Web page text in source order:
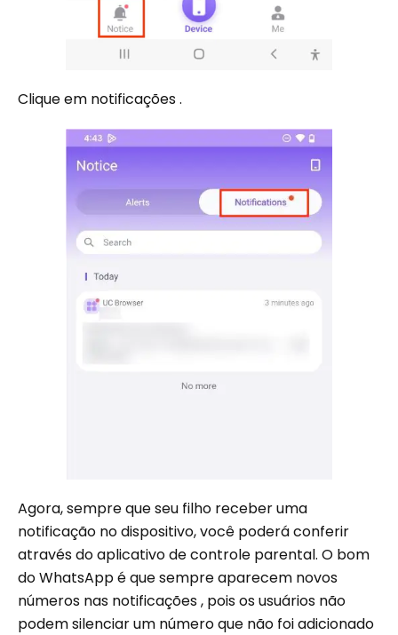
Clique em notificações .
Agora, sempre que seu filho receber uma
notificação no dispositivo, você poderá conferir
através do aplicativo de controle parental. O bom
do WhatsApp é que sempre aparecem novos
números nas notificações , pois os usuários não
podem silenciar um número que não foi adicionado